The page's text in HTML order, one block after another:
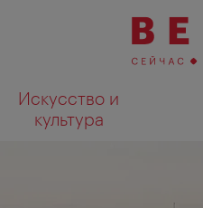
Искусство и
культура